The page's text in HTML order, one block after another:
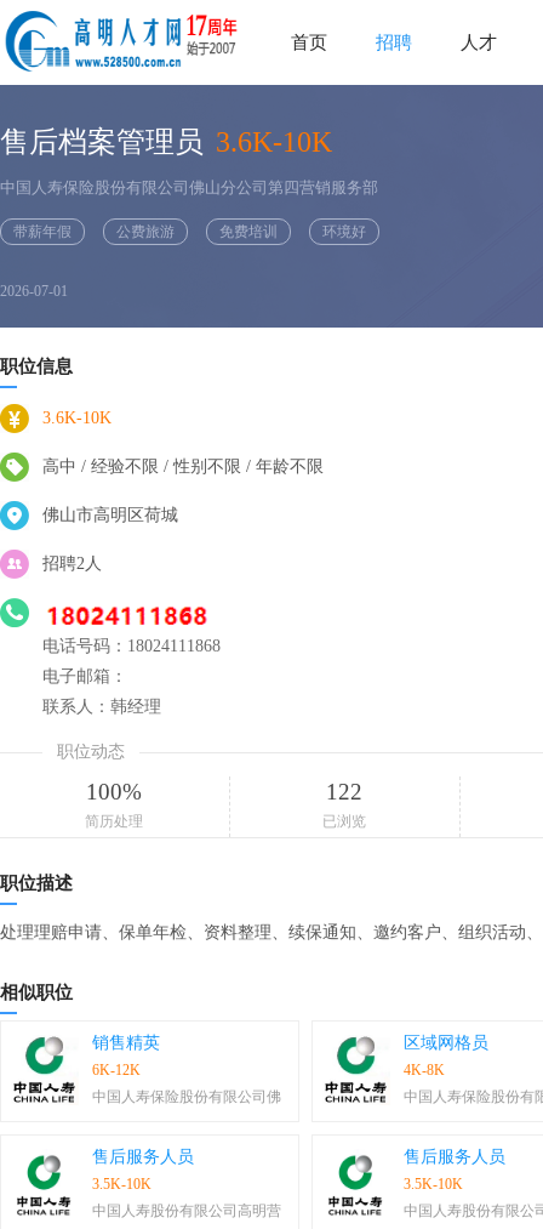
首页 招聘 人才
售后档案管理员 3.6K-10K
中国人寿保险股份有限公司佛山分公司第四营销服务部
带薪年假 公费旅游 免费培训 环境好
2026-07-01
职位信息
3.6K-10K
高中 / 经验不限 / 性别不限 / 年龄不限
佛山市高明区荷城
招聘2人
电话号码：18024111868
电子邮箱：
联系人：韩经理
职位动态
100%
简历处理
122
已浏览
职位描述
处理理赔申请、保单年检、资料整理、续保通知、邀约客户、组织活动
相似职位
销售精英
6K-12K
中国人寿保险股份有限公司佛
区域网格员
4K-8K
中国人寿保险股份有
售后服务人员
3.5K-10K
中国人寿股份有限公司高明营
售后服务人员
3.5K-10K
中国人寿股份有限公